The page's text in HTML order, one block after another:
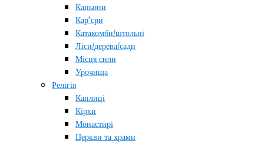
Каньони
Кар’єри
Катакомби/штольні
Ліси/дерева/сади
Місця сили
Урочища
Релігія
Каплиці
Кірхи
Монастирі
Церкви та храми